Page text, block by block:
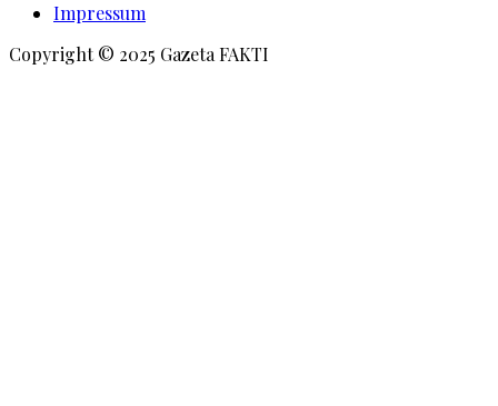
Impressum
Copyright © 2025 Gazeta FAKTI